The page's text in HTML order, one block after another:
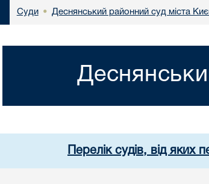
Суди • Деснянський районний суд міста
Перелік судів, від яких